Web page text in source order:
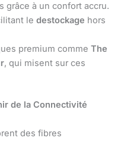
grâce à un confort accru.
le destockage hors
premium comme The
, qui misent sur ces
de la Connectivité
des fibres